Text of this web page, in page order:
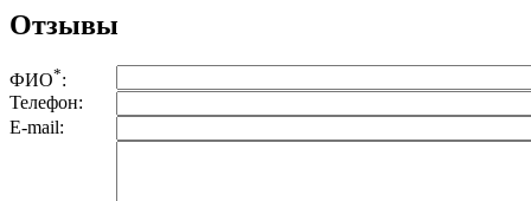
Отзывы
ФИО*:
Телефон:
E-mail: